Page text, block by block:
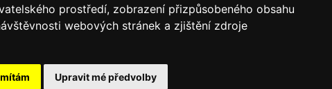
prostředí, zobrazení přizpůsobeného obsahu
webových stránek a zjištění zdroje
Upravit mé předvolby